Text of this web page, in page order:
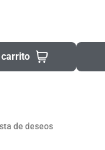
de deseos